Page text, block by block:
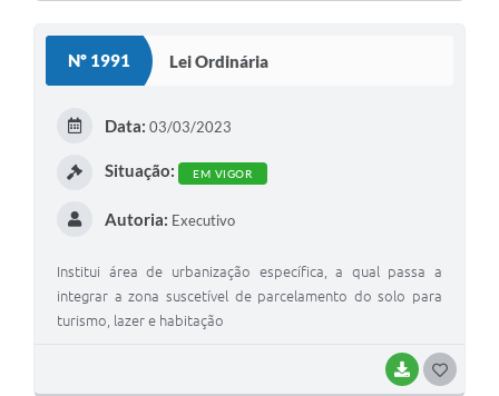
Nº 1991 Lei Ordinária
BAIXAR
Data: 03/03/2023
Situação: EM VIGOR
Autoria: Executivo
Institui área de urbanização específica, a qual passa a
integrar a zona suscetível de parcelamento do solo para
turismo, lazer e habitação